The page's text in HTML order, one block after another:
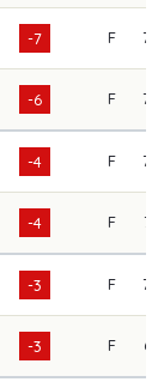
-7 F 70
-6 F 70
-4 F 70
-4 F 72
-3 F 70
-3 F 67